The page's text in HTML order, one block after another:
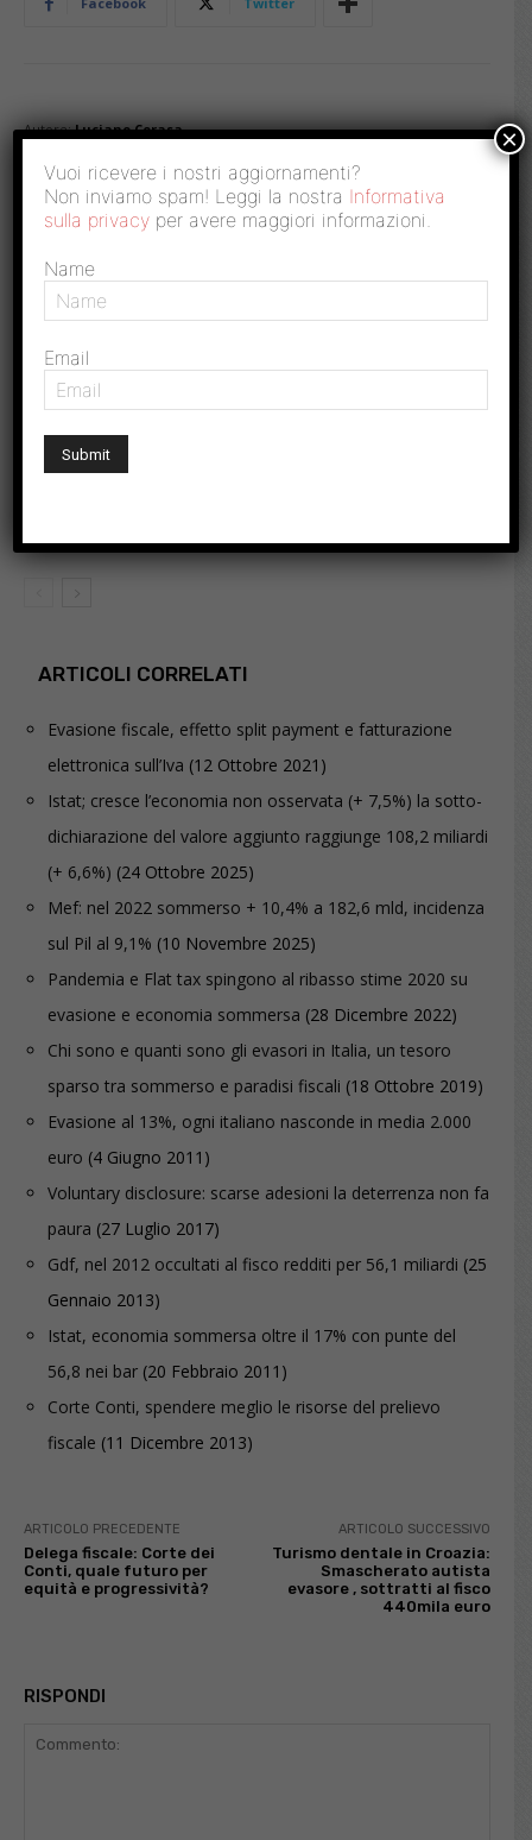
Autore: Luciano Cerasa
DELLO STESSO AUTORE
ARTICOLI CORRELATI
Evasione fiscale, effetto split payment e fatturazione
elettronica sull’Iva (12 Ottobre 2021)
Istat; cresce l’economia non osservata (+ 7,5%) la sotto-
dichiarazione del valore aggiunto raggiunge 108,2 miliardi
(+ 6,6%) (24 Ottobre 2025)
Mef: nel 2022 sommerso + 10,4% a 182,6 mld, incidenza
sul Pil al 9,1% (10 Novembre 2025)
Pandemia e Flat tax spingono al ribasso stime 2020 su
evasione e economia sommersa (28 Dicembre 2022)
Chi sono e quanti sono gli evasori in Italia, un tesoro
sparso tra sommerso e paradisi fiscali (18 Ottobre 2019)
Evasione al 13%, ogni italiano nasconde in media 2.000
euro (4 Giugno 2011)
Voluntary disclosure: scarse adesioni la deterrenza non fa
paura (27 Luglio 2017)
Gdf, nel 2012 occultati al fisco redditi per 56,1 miliardi (25
Gennaio 2013)
Istat, economia sommersa oltre il 17% con punte del
56,8 nei bar (20 Febbraio 2011)
Corte Conti, spendere meglio le risorse del prelievo
fiscale (11 Dicembre 2013)
ARTICOLO PRECEDENTE
Delega fiscale: Corte dei
Conti, quale futuro per
equità e progressività?
ARTICOLO SUCCESSIVO
Turismo dentale in Croazia:
Smascherato autista
evasore , sottratti al fisco
440mila euro
RISPONDI
Vuoi ricevere i nostri aggiornamenti?
Non inviamo spam! Leggi la nostra Informativa
sulla privacy per avere maggiori informazioni.
Name
Email
×